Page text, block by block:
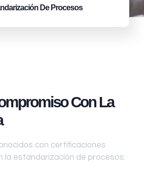
De Procesos
Con La
con certificaciones
la estandarización de procesos: